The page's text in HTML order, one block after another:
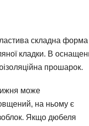
складна форма
кладки. В
прошарок.
може
на ньому є
Якщо дюбеля